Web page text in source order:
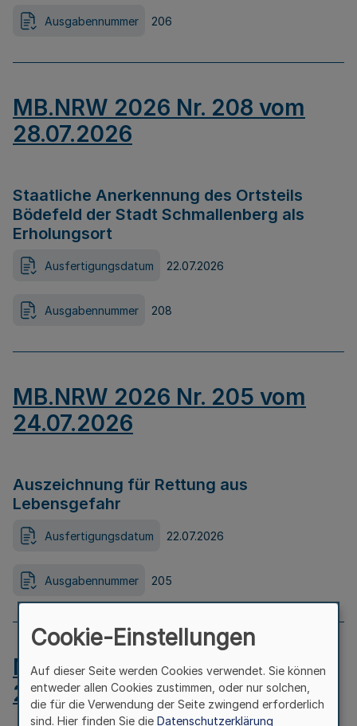
Ausgabennummer 206
MB.NRW 2026 Nr. 208 vom
28.07.2026
Staatliche Anerkennung des Ortsteils
Bödefeld der Stadt Schmallenberg als
Erholungsort
Ausfertigungsdatum 22.07.2026
Ausgabennummer 208
MB.NRW 2026 Nr. 205 vom
24.07.2026
Auszeichnung für Rettung aus
Lebensgefahr
Ausfertigungsdatum 22.07.2026
Ausgabennummer 205
MB.NRW 2026 Nr. 204 vom
24.07.2026
Cookie-Einstellungen
Auf dieser Seite werden Cookies verwendet. Sie können
entweder allen Cookies zustimmen, oder nur solchen,
die für die Verwendung der Seite zwingend erforderlich
sind. Hier finden Sie die Datenschutzerklärung